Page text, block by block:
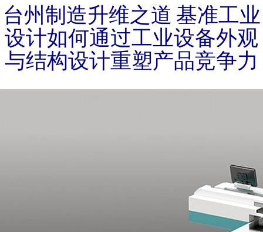
台州制造升维之道 基准工业
设计如何通过工业设备外观
与结构设计重塑产品竞争力